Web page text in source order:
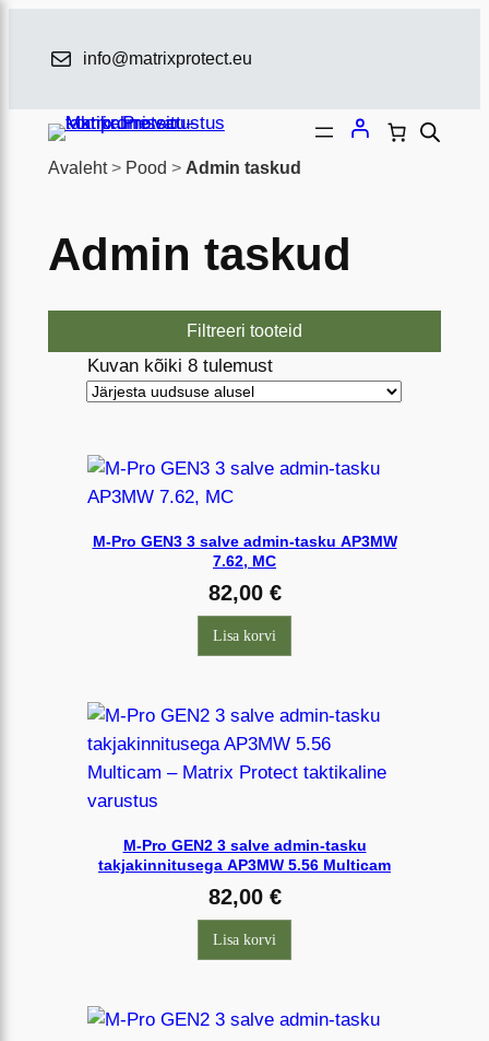
info@matrixprotect.eu
Avaleht> Pood > Admin taskud
Admin taskud
Filtreeri tooteid
Kuvan kõiki 8 tulemustS
i
u
d
u
u
a
ä
r
g
i
M-Pro GEN3 3 salve admin-tasku AP3MW
7.62, MC
82,00 €
Lisa korvi
M-Pro GEN2 3 salve admin-tasku
takjakinnitusega AP3MW 5.56 Multicam
82,00 €
Lisa korvi